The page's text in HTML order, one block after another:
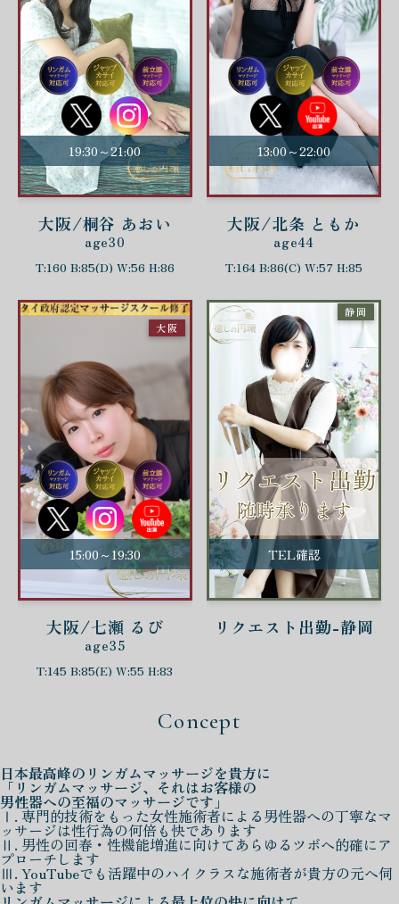
19:30～21:00
大阪/桐谷 あおい
age30
T:160 B:85(D) W:56 H:86
13:00～22:00
大阪/北条 ともか
age44
T:164 B:86(C) W:57 H:85
15:00～19:30
大阪/七瀬 るび
age35
T:145 B:85(E) W:55 H:83
大阪
TEL確認
リクエスト出勤-静岡
静岡
Concept
日本最高峰の リンガムマッサージを貴方に
「リンガムマッサージ、それはお客様の
男性器への至福のマッサージです」
Ⅰ. 専門的技術をもった女性施術者による男性器への丁寧なマ
ッサージは性行為の何倍も快であります
Ⅱ. 男性の回春・性機能増進に向けてあらゆるツボへ的確にア
プローチします
Ⅲ. YouTubeでも活躍中のハイクラスな施術者が貴方の元へ伺
います